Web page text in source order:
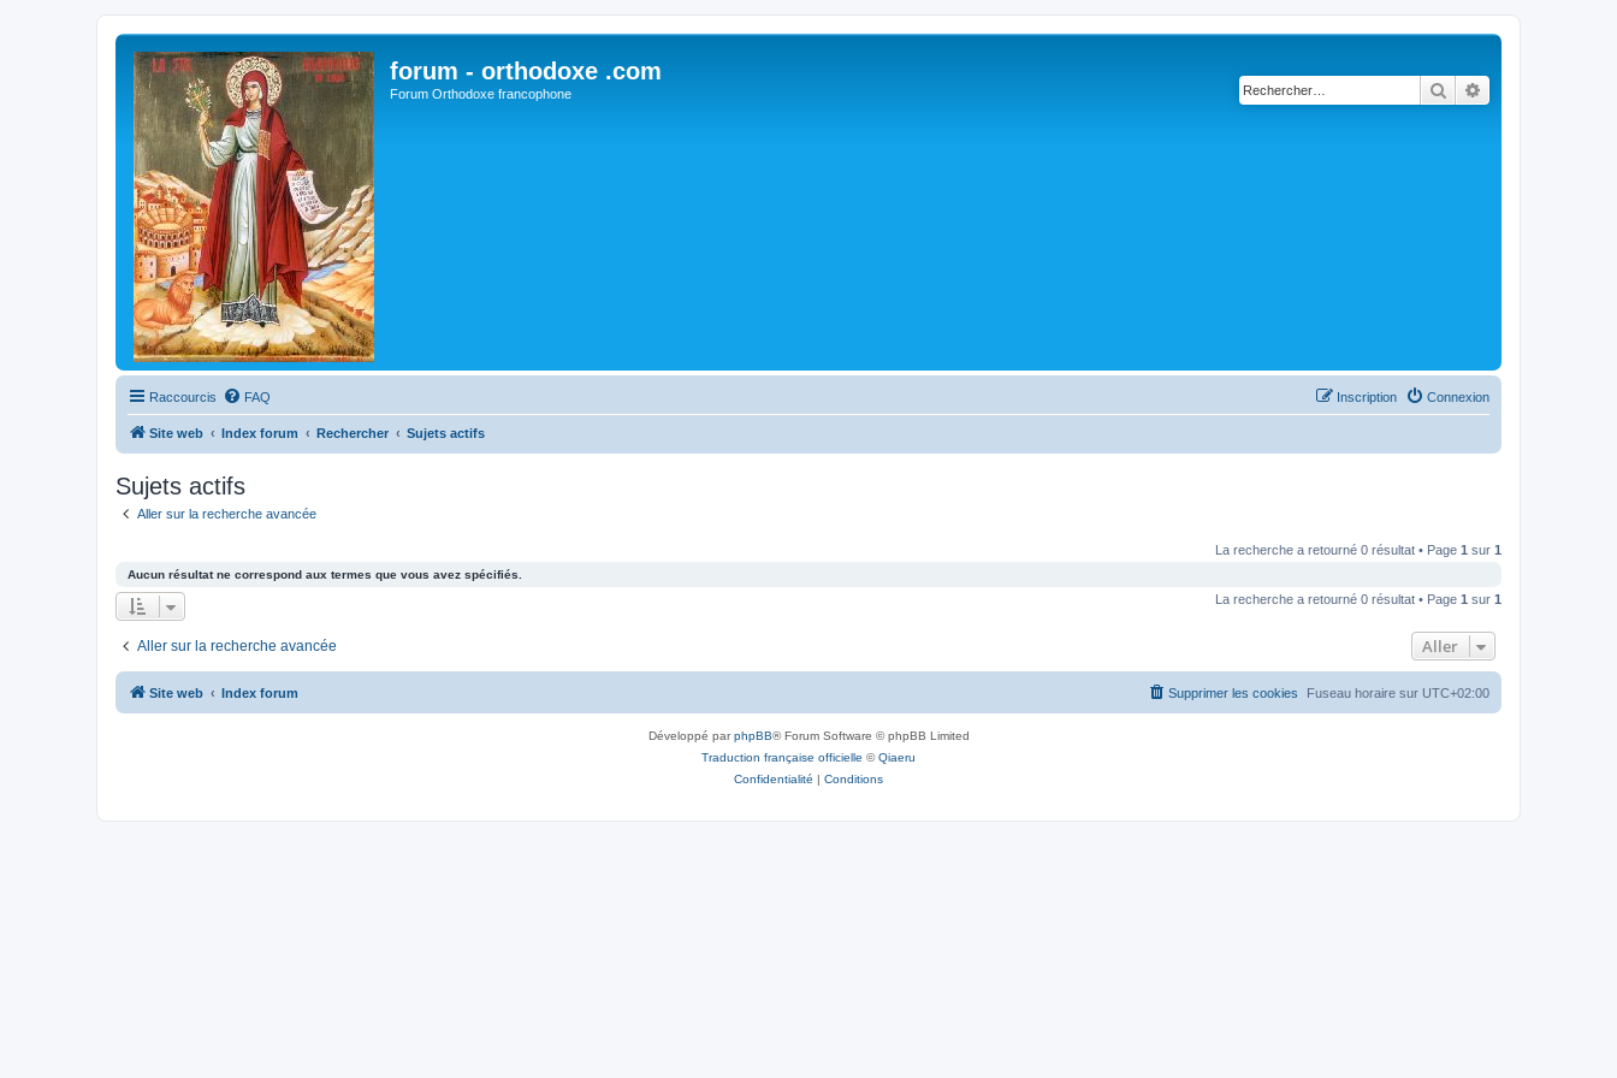
forum - orthodoxe .com
Forum Orthodoxe francophone Rechercher
Raccourcis FAQ Connexion
Inscription
Site web Index forum Rechercher Sujets actifs
Sujets actifs
Aller sur la recherche avancée
La recherche a retourné 0 résultat • Page 1 sur 1
Aucun résultat ne correspond aux termes que vous avez spécifiés.
La recherche a retourné 0 résultat • Page 1 sur 1
Aller sur la recherche avancée Aller
Site web Index forum Fuseau horaire sur UTC+02:00
Supprimer les cookies
Développé parphpBB® Forum Software © phpBB Limited
Traduction française officielle ©Qiaeru
Confidentialité | Conditions